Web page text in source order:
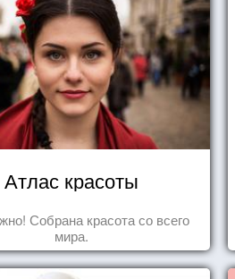
Атлас красоты
Собрана красота со всего
мира.